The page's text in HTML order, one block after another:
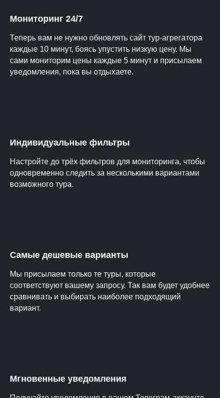
Мониторинг 24/7
Теперь вам не нужно обновлять сайт тур-агрегатора
каждые 10 минут, боясь упустить низкую цену. Мы
сами мониторим цены каждые 5 минут и присылаем
уведомления, пока вы отдыхаете.
Индивидуальные фильтры
Настройте до трёх фильтров для мониторинга, чтобы
одновременно следить за несколькими вариантами
возможного тура.
Самые дешевые варианты
Мы присылаем только те туры, которые
соответствуют вашему запросу. Так вам будет удобнее
сравнивать и выбирать наиболее подходящий
вариант.
Мгновенные уведомления